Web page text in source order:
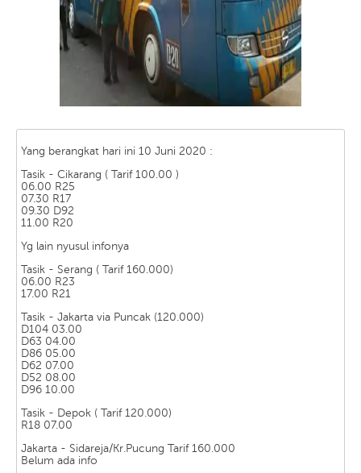
Yang berangkat hari ini 10 Juni 2020 :
Tasik - Cikarang ( Tarif 100.00 )
06.00 R25
07.30 R17
09.30 D92
11.00 R20
Yg lain nyusul infonya
Tasik - Serang ( Tarif 160.000)
06.00 R23
17.00 R21
Tasik - Jakarta via Puncak (120.000)
D104 03.00
D63 04.00
D86 05.00
D62 07.00
D52 08.00
D96 10.00
Tasik - Depok ( Tarif 120.000)
R18 07.00
Jakarta - Sidareja/Kr.Pucung Tarif 160.000
Belum ada info